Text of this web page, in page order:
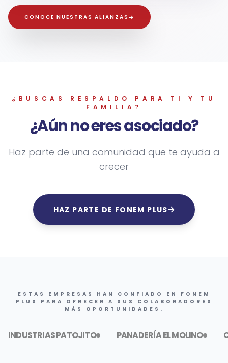
CONOCE NUESTRAS ALIANZAS
¿BUSCAS RESPALDO PARA TI Y TU
FAMILIA?
¿Aún no eresasociado?
Haz parte de una comunidad que te ayuda a
crecer
HAZ PARTE DE FONEM PLUS
ESTAS EMPRESAS HAN CONFIADO EN FONEM
PLUS PARA OFRECER A SUS COLABORADORES
MÁS OPORTUNIDADES.
INDUSTRIAS PATOJITO PANADERÍA EL MOLINO